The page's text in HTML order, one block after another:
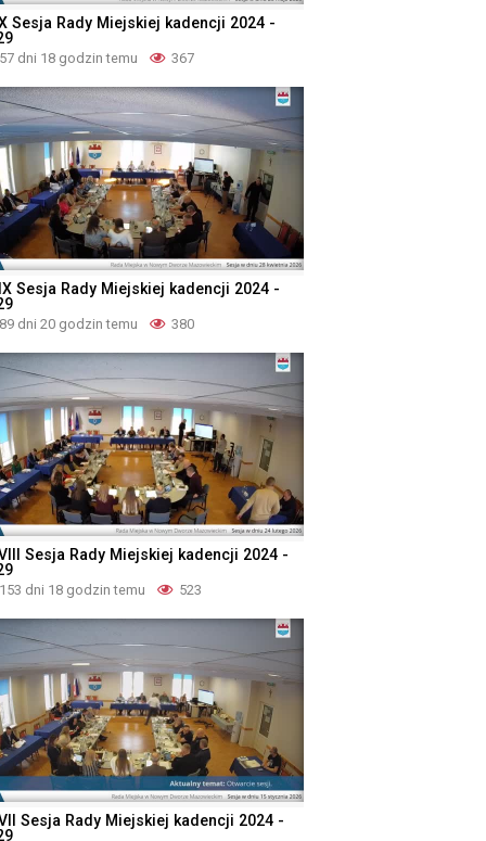
Sesja Rady Miejskiej kadencji 2024 -
57 dni 18 godzin temu 367
Sesja Rady Miejskiej kadencji 2024 -
89 dni 20 godzin temu 380
Sesja Rady Miejskiej kadencji 2024 -
153 dni 18 godzin temu 523
Sesja Rady Miejskiej kadencji 2024 -